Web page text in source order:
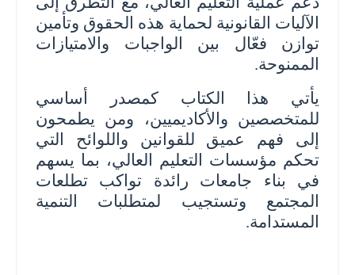
الآليات القانونية لحماية هذه الحقوق وتأمين
توازن فعّال بين الواجبات والامتيازات
الممنوحة.
يأتي هذا الكتاب كمصدر أساسي
للمتخصصين والأكاديميين، ومن يطمحون
إلى فهم عميق للقوانين واللوائح التي
تحكم مؤسسات التعليم العالي، بما يسهم
في بناء جامعات رائدة تواكب تطلعات
المجتمع وتستجيب لمتطلبات التنمية
المستدامة.